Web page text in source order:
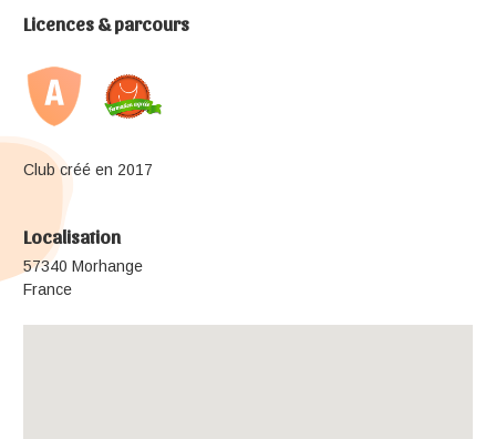
Licences & parcours
Club créé en 2017
Localisation
57340 Morhange
France